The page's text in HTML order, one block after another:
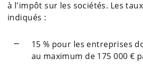
à l'impôt sur les sociétés. Les
indiqués :
15 % pour les entreprises
au maximum de 175 000 €